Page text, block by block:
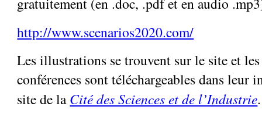
gratuitement (en .doc, .pdf et en audio
http://www.scenarios2020.com/
Les illustrations se trouvent sur le site et
conférences sont téléchargeables dans leur
site de laCité des Sciences et de l’Industrie.